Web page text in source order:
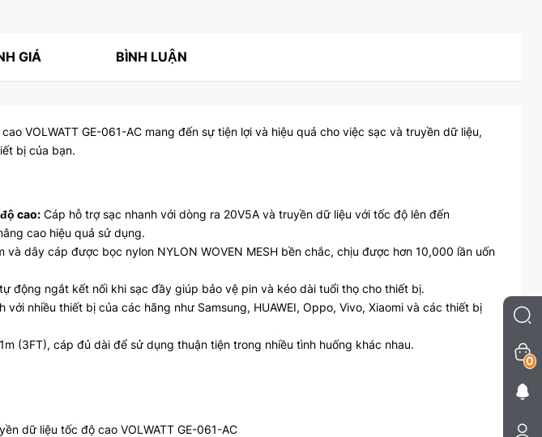
GIÁ BÌNH LUẬN
VOLWATT GE-061-AC mang đến sự tiện lợi và hiệu quả cho việc sạc và truyền dữ liệu,
bị của bạn.
cao: Cáp hỗ trợ sạc nhanh với dòng ra 20V5A và truyền dữ liệu với tốc độ lên đến
cao hiệu quả sử dụng.
và dây cáp được bọc nylon NYLON WOVEN MESH bền chắc, chịu được hơn 10,000 lần uốn
động ngắt kết nối khi sạc đầy giúp bảo vệ pin và kéo dài tuổi thọ cho thiết bị.
với nhiều thiết bị của các hãng như Samsung, HUAWEI, Oppo, Vivo, Xiaomi và các thiết bị
(3FT), cáp đủ dài để sử dụng thuận tiện trong nhiều tình huống khác nhau.
dữ liệu tốc độ cao VOLWATT GE-061-AC
0